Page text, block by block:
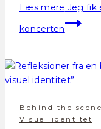
Læs mere Jeg fik
koncerten
Behind the
Visuel identitet